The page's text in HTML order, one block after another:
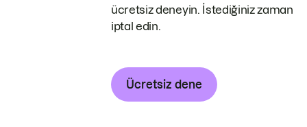
ücretsiz deneyin. İstediğiniz zaman
iptal edin.
Ücretsiz dene